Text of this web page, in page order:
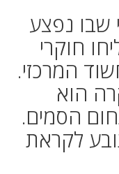
שבו נפצע
חוקרי
המרכזי.
הוא
הסמים.
לקראת